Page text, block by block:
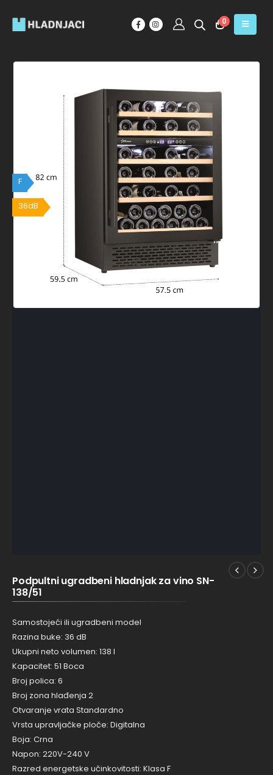
0
F
36dB
Podpultni ugradbeni hladnjak za vino SN-
138/51
Samostojeći ili ugradbeni model
Razina buke: 36 dB
Ukupni neto volumen: 138 l
Kapacitet: 51 Boca
Broj polica: 6
Broj zona hlađenja 2
Otvaranje vrata Standardno
Vrsta upravljačke ploče: Digitalna
Boja: Crna
Napon: 220V-240 V
Razred energetske učinkovitosti: Klasa F